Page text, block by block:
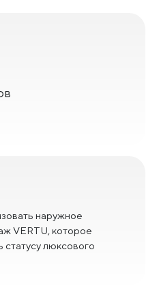
наружное
VERTU, которое
люксового